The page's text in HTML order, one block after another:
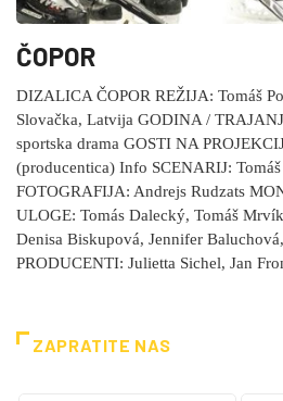
ČOPOR
DIZALICA ČOPOR REŽIJA: Tomáš
Slovačka, Latvija GODINA /
sportska drama GOSTI NA
(producentica) Info SCENARIJ:
FOTOGRAFIJA: Andrejs Rudzats
ULOGE: Tomás Dalecký, Tomáš
Denisa Biskupová, Jennifer
PRODUCENTI: Julietta Sichel, Jan
ZAPRATITE NAS